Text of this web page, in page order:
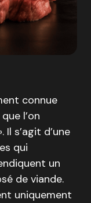
connue
l’on
s’agit d’une
qui
un
de viande.
uniquement